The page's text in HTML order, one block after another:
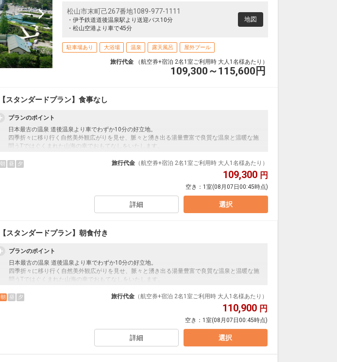
松山市末町己267番地1089-977-1111
・伊予鉄道道後温泉駅より送迎バス10分
・松山空港より車で45分
地図
駐車場あり 大浴場 温泉 露天風呂 屋外プール
旅行代金 （航空券+宿泊 2名1室ご利用時 大人1名様あたり）
109,300～115,600 円
【スタンダードプラン】食事なし
プランのポイント
日本最古の温泉 道後温泉より車でわずか10分の好立地。
四季折々に移り行く自然美外観広がりを見せ、脈々と湧き出る湯量豊富で良質な温泉と温暖な施
問うTではぐくまれた山海の幸でおもてなしをいたします。
【幼児添い寝のお子様について】
・3歳～未就学児のお子様は、施設使用料(+食事代金)として以下のお支払いが現地払いにてかかり
添い寝(素泊り)：1人3,300円(税込)
朝 昼 夕 旅行代金 （航空券+宿泊 2名1室ご利用時 大人1名様あたり）
109,300 円
空き： 1室(08月07日00:45時点)
詳細 選択
【スタンダードプラン】朝食付き
プランのポイント
日本最古の温泉 道後温泉より車でわずか10分の好立地。
四季折々に移り行く自然美外観広がりを見せ、脈々と湧き出る湯量豊富で良質な温泉と温暖な施
問うTではぐくまれた山海の幸でおもてなしをいたします。
【朝食内容】
【幼児添い寝のお子様について】
・3歳～未就学児のお子様は、施設使用料(+食事代金)として以下のお支払いが現地払いにてかか
朝 昼 夕 旅行代金 （航空券+宿泊 2名1室ご利用時 大人1名様あたり）
110,900 円
空き： 1室(08月07日00:45時点)
詳細 選択